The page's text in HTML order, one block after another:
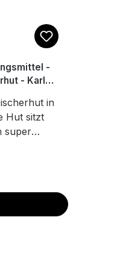
-
- Karl
in
Hut sitzt
super
Transfer